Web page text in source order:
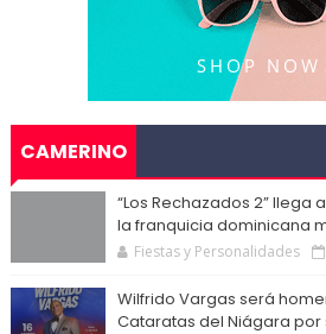
CAMERINO
“Los Rechazados 2”
la franquicia dominicana
Fiestas y Personalidades
Wilfrido Vargas será
Cataratas del Niágara